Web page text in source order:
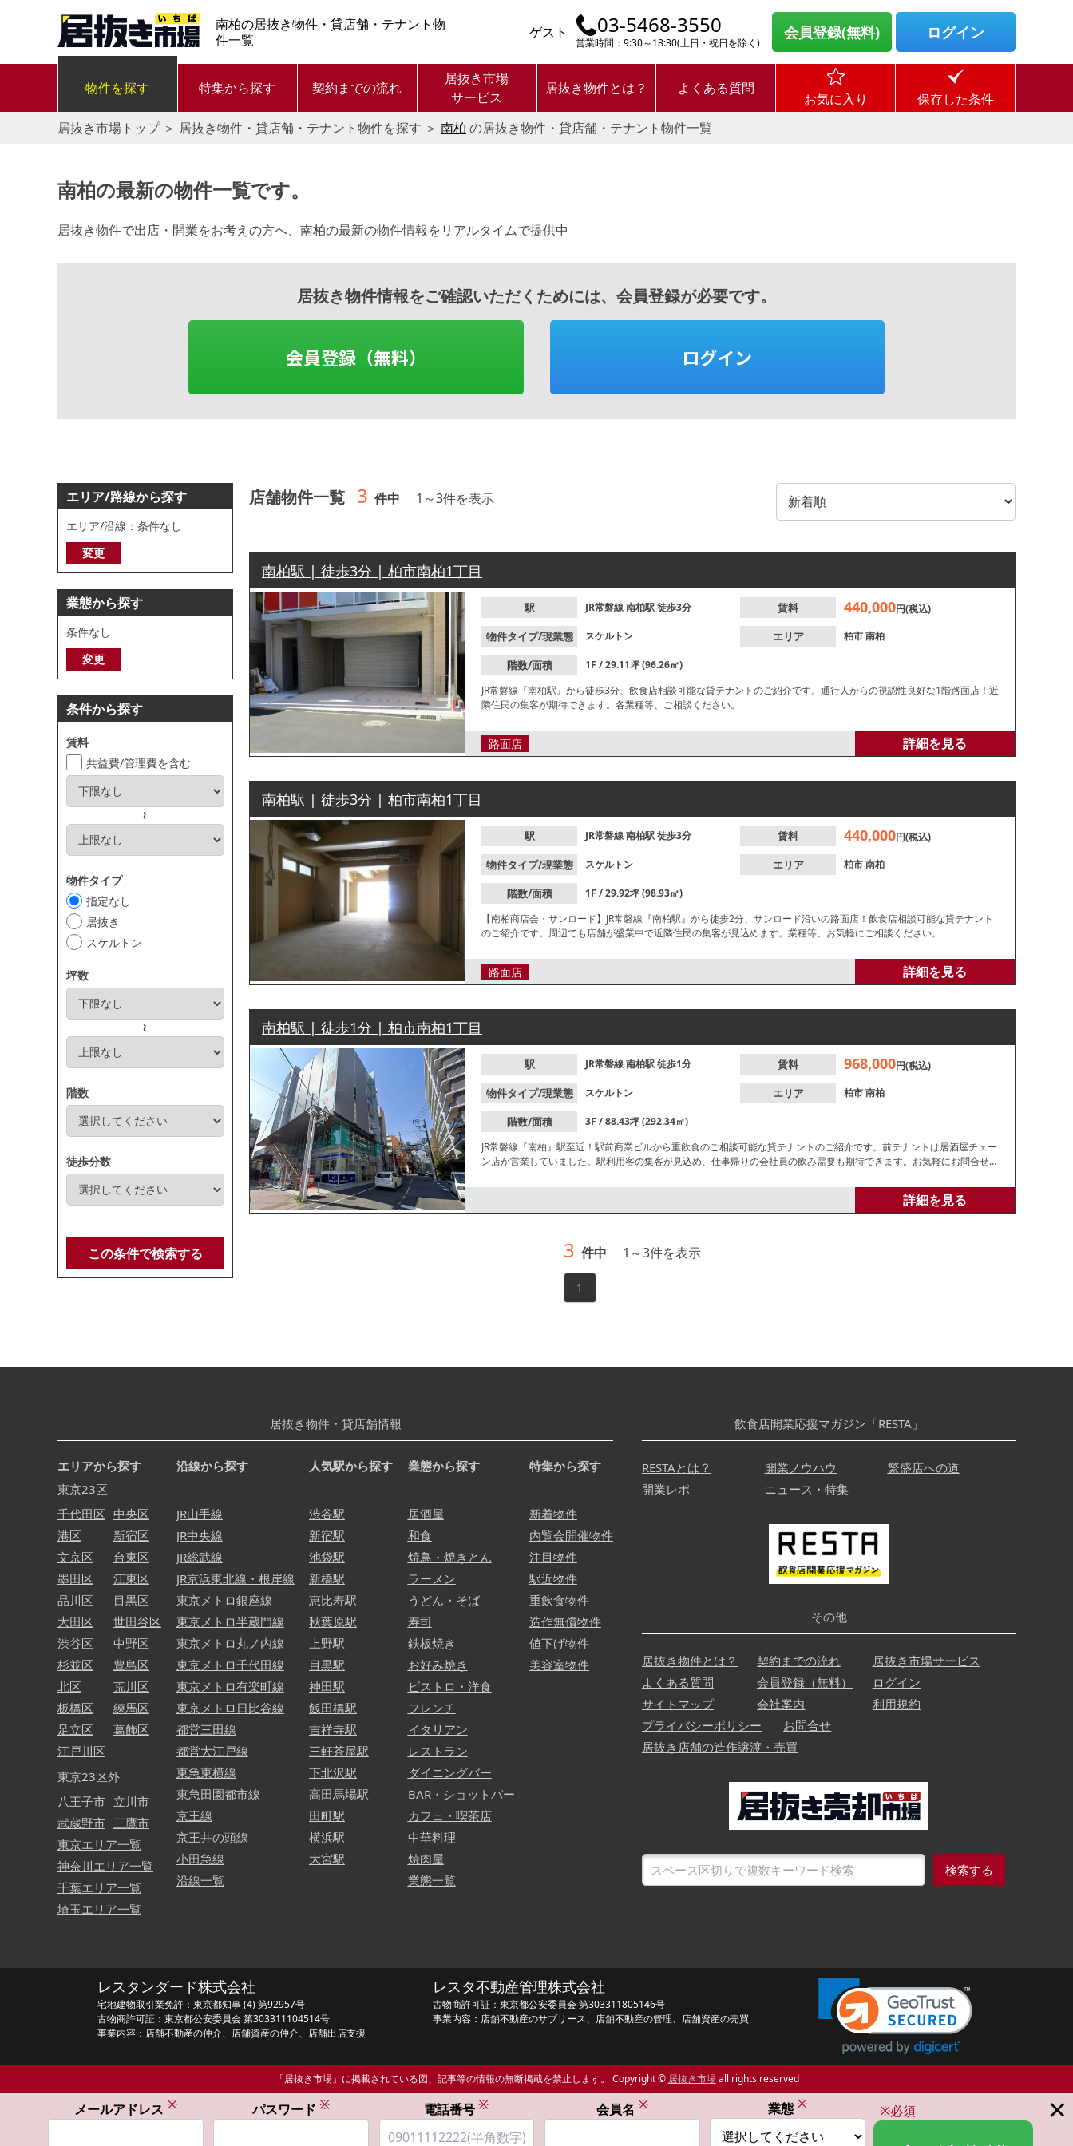
南柏の居抜き物件・貸店舗・テナント物
件一覧
ゲスト 03-5468-3550
営業時間：9:30～18:30(土日・祝日を除く)
会員登録(無料) ログイン
物件を探す 特集から探す 契約までの流れ
居抜き市場
サービス
居抜き物件とは？ よくある質問
お気に入り
保存した条件
居抜き市場トップ＞ 居抜き物件・貸店舗・テナント物件を探す ＞ 南柏 の居抜き物件・貸店舗・テナント物件一覧
南柏の最新の物件一覧です。
居抜き物件で出店・開業をお考えの方へ、南柏の最新の物件情報をリアルタイムで提供中
居抜き物件情報をご確認いただくためには、会員登録が必要です。
会員登録（無料） ログイン
エリア/路線から探す
エリア/沿線：条件なし
変更
業態から探す
条件なし
変更
条件から探す
賃料
共益費/管理費を含む
～
物件タイプ
指定なし
居抜き
スケルトン
坪数
～
階数
徒歩分数
この条件で検索する
店舗物件一覧 3 件中 1 ～3件を表示
南柏駅 | 徒歩3分 | 柏市南柏1丁目
駅 JR常磐線南柏駅徒歩3分 賃料 440,000円(税込)
物件タイプ/現業態 スケルトン エリア 柏市南柏
階数/面積
1F / 29.11坪 (96.26㎡)
JR常磐線『南柏駅』から徒歩3分、飲食店相談可能な貸テナントのご紹介です。通行人からの視認性良好な1階路面店！近
隣住民の集客が期待できます。各業種等、ご相談ください。
路面店 詳細を見る
南柏駅 | 徒歩3分 | 柏市南柏1丁目
駅 JR常磐線南柏駅徒歩3分 賃料 440,000円(税込)
物件タイプ/現業態 スケルトン エリア 柏市南柏
階数/面積
1F / 29.92坪 (98.93㎡)
【南柏商店会・サンロード】JR常磐線『南柏駅』から徒歩2分、サンロード沿いの路面店！飲食店相談可能な貸テナント
のご紹介です。周辺でも店舗が盛業中で近隣住民の集客が見込めます。業種等、お気軽にご相談ください。
路面店 詳細を見る
南柏駅 | 徒歩1分 | 柏市南柏1丁目
駅 JR常磐線南柏駅徒歩1分 賃料 968,000円(税込)
物件タイプ/現業態 スケルトン エリア 柏市南柏
階数/面積
3F / 88.43坪 (292.34㎡)
JR常磐線『南柏』駅至近！駅前商業ビルから重飲食のご相談可能な貸テナントのご紹介です。前テナントは居酒屋チェー
ン店が営業していました。駅利用客の集客が見込め、仕事帰りの会社員の飲み需要も期待できます。お気軽にお問合せく
詳細を見る
3 件中 1 ～3件を表示
1
居抜き物件・貸店舗情報
エリアから探す
東京23区
千代田区
港区
文京区
墨田区
品川区
大田区
渋谷区
杉並区
北区
板橋区
足立区
江戸川区
中央区
新宿区
台東区
江東区
目黒区
世田谷区
中野区
豊島区
荒川区
練馬区
葛飾区
東京23区外
八王子市
武蔵野市
立川市
三鷹市
東京エリア一覧
神奈川エリア一覧
千葉エリア一覧
埼玉エリア一覧
沿線から探す
JR山手線
JR中央線
JR総武線
JR京浜東北線・根岸線
東京メトロ銀座線
東京メトロ半蔵門線
東京メトロ丸ノ内線
東京メトロ千代田線
東京メトロ有楽町線
東京メトロ日比谷線
都営三田線
都営大江戸線
東急東横線
東急田園都市線
京王線
京王井の頭線
小田急線
沿線一覧
人気駅から探す
渋谷駅
新宿駅
池袋駅
新橋駅
恵比寿駅
秋葉原駅
上野駅
目黒駅
神田駅
飯田橋駅
吉祥寺駅
三軒茶屋駅
下北沢駅
高田馬場駅
田町駅
横浜駅
大宮駅
業態から探す
居酒屋
和食
焼鳥・焼きとん
ラーメン
うどん・そば
寿司
鉄板焼き
お好み焼き
ビストロ・洋食
フレンチ
イタリアン
レストラン
ダイニングバー
BAR・ショットバー
カフェ・喫茶店
中華料理
焼肉屋
業態一覧
特集から探す
新着物件
内覧会開催物件
注目物件
駅近物件
重飲食物件
造作無償物件
値下げ物件
美容室物件
飲食店開業応援マガジン「RESTA」
RESTAとは？ 開業ノウハウ
繁盛店への道
開業レポ
ニュース・特集
その他
居抜き物件とは？ 契約までの流れ
居抜き市場サービス
よくある質問
会員登録（無料）
ログイン
サイトマップ
会社案内
利用規約
プライバシーポリシー
お問合せ
居抜き店舗の造作譲渡・売買
検索する
レスタンダード株式会社
宅地建物取引業免許：東京都知事 (4) 第92957号
古物商許可証：東京都公安委員会 第303311104514号
事業内容：店舗不動産の仲介、店舗資産の仲介、店舗出店支援
レスタ不動産管理株式会社
古物商許可証：東京都公安委員会 第303311805146号
事業内容：店舗不動産のサブリース、店舗不動産の管理、店舗資産の売買
「居抜き市場」に掲載されている図、記事等の情報の無断掲載を禁止します。 Copyright © 居抜き市場all rights reserved
×
メールアドレス ※ パスワード ※ 電話番号 ※ 会員名 ※ 業態 ※ ※必須